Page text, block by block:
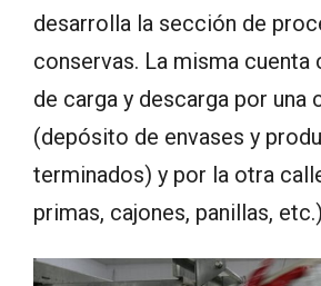
desarrolla la sección de
conservas. La misma cuenta
de carga y descarga por una
(depósito de envases y
terminados) y por la otra
primas, cajones, panillas,